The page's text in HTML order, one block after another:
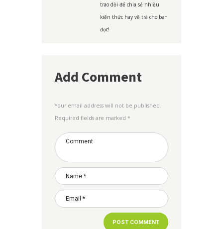
trao dồi để chia sẻ nhiều
kiến thức hay về trà cho bạn
đọc!
Add Comment
Your email address will not be published.
Required fields are marked *